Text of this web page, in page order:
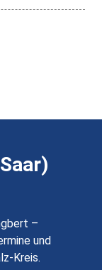
–
und
Kreis.